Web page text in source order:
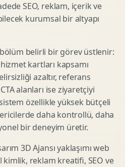
SEO, reklam, içerik ve
kurumsal bir altyapı
belirli bir görev üstlenir:
kartları kapsamı
azaltır, referans
alanları ise ziyaretçiyi
özellikle yüksek bütçeli
daha kontrollü, daha
bir deneyim üretir.
3D Ajansı yaklaşımı web
kimlik, reklam kreatifi, SEO ve